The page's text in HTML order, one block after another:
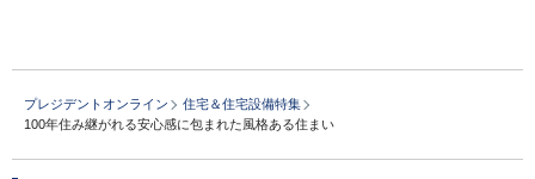
プレジデントオンライン
住宅＆住宅設備特集
100年住み継がれる安心感に包まれた風格ある住まい